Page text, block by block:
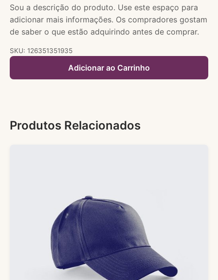
Sou a descrição do produto. Use este espaço para
adicionar mais informações. Os compradores gostam
de saber o que estão adquirindo antes de comprar.
SKU: 126351351935
Adicionar ao Carrinho
Produtos Relacionados